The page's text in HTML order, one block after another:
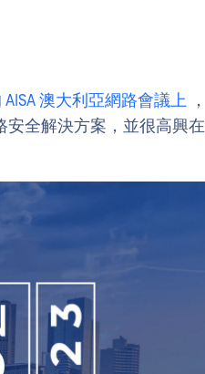
AISA 澳大利亞網路會議上 ，
全解決方案，並很高興在